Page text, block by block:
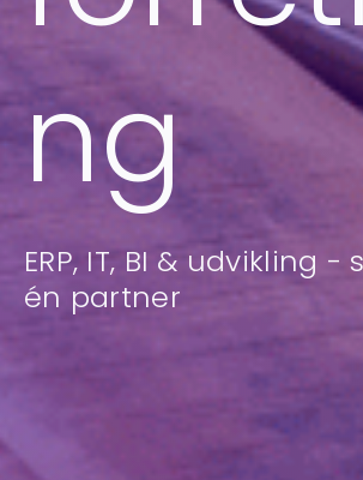
ng
ERP, IT, BI & udvikling
én partner